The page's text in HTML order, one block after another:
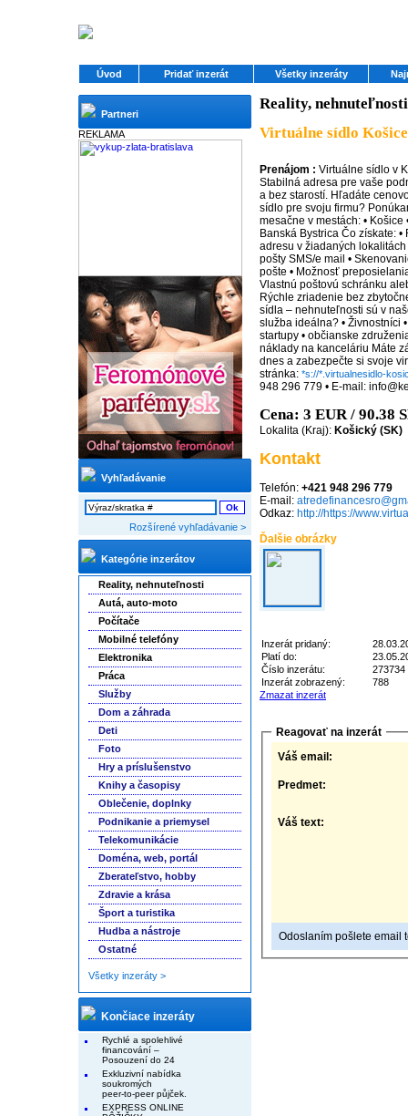
Úvod Pridať inzerát Všetky inzeráty
Partneri
REKLAMA
Vyhľadávanie
Rozšírené vyhľadávanie >
Kategórie inzerátov
Reality, nehnuteľnosti
Autá, auto-moto
Počítače
Mobilné telefóny
Elektronika
Práca
Služby
Dom a záhrada
Deti
Foto
Hry a príslušenstvo
Knihy a časopisy
Oblečenie, doplnky
Podnikanie a priemysel
Telekomunikácie
Doména, web, portál
Zberateľstvo, hobby
Zdravie a krása
Šport a turistika
Hudba a nástroje
Ostatné
Všetky inzeráty >
Končiace inzeráty
Rychlé a spolehlivé
financování –
Posouzení do 24
Exkluzivní nabídka
soukromých
peer-to-peer půjček.
EXPRESS ONLINE
Reality, nehnuteľnosti
Virtuálne sídlo Košice
Prenájom : Virtuálne sídlo v
Stabilná adresa pre vaše
a bez starostí. Hľadáte
sídlo pre svoju firmu?
mesačne v mestách: • Košice
Banská Bystrica Čo získate:
adresu v žiadaných
pošty SMS/e mail •
pošte • Možnosť
Vlastnú poštovú schránku
Rýchle zriadenie bez
sídla – nehnuteľnosti sú v
služba ideálna? • Živnostníci
startupy • občianske
náklady na kanceláriu Máte
dnes a zabezpečte si svoje
stránka: *s://*.virtualnesidlo-
948 296 779 • E-mail:
Cena: 3 EUR / 90.38
Lokalita (Kraj): Košický (SK)
Kontakt
Telefón: +421 948 296 779
E-mail:
Odkaz: http://https://
Ďalšie obrázky
Inzerát pridaný:
Platí do:
Číslo inzerátu:
273734
Inzerát zobrazený:
788
Zmazat inzerát
Reagovať na inzerát
Váš email:
Predmet:
Váš text:
Odoslaním pošlete email